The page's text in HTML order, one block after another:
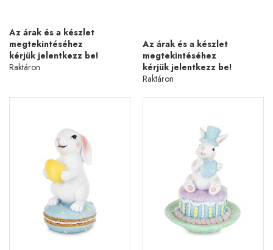
Az árak és a készlet
megtekintéséhez
kérjük jelentkezz be!
Raktáron
Az árak és a készlet
megtekintéséhez
kérjük jelentkezz be!
Raktáron